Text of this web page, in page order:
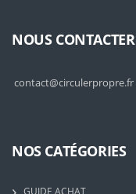
NOUS CONTACTER
contact@circulerpropre.fr
NOS CATÉGORIES
GUIDE ACHAT